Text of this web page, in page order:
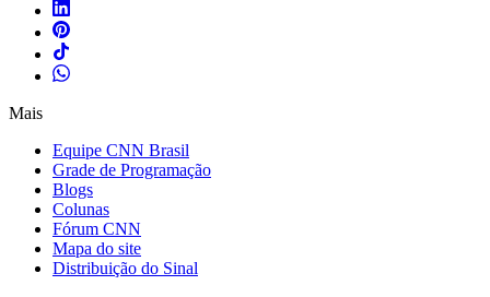
Mais
Equipe CNN Brasil
Grade de Programação
Blogs
Colunas
Fórum CNN
Mapa do site
Distribuição do Sinal